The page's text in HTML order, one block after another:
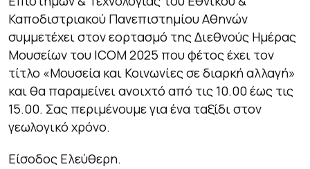
Καποδιστριακού Πανεπιστημίου Αθηνών
συμμετέχει στον εορτασμό της Διεθνούς Ημέρας
Μουσείων του ICOM 2025 που φέτος έχει τον
τίτλο «Μουσεία και Κοινωνίες σε διαρκή αλλαγή»
και θα παραμείνει ανοιχτό από τις 10.00 έως τις
15.00. Σας περιμένουμε για ένα ταξίδι στον
γεωλογικό χρόνο.
Είσοδος Ελεύθερη.